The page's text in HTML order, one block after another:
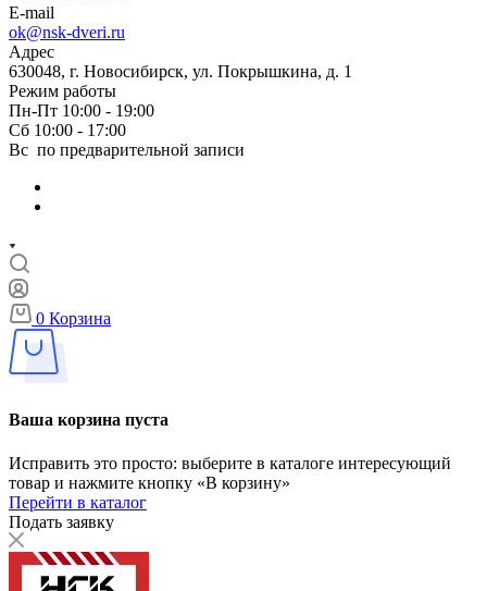
E-mail
ok@nsk-dveri.ru
Адрес
630048, г. Новосибирск, ул. Покрышкина, д. 1
Режим работы
Пн-Пт 10:00 - 19:00
Сб 10:00 - 17:00
Вс по предварительной записи
0 Корзина
Ваша корзина пуста
Исправить это просто: выберите в каталоге интересующий
товар и нажмите кнопку «В корзину»
Перейти в каталог
Подать заявку